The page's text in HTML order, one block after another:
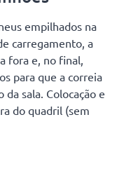
empilhados na
carregamento, a
fora e, no final,
para que a correia
sala. Colocação e
do quadril (sem